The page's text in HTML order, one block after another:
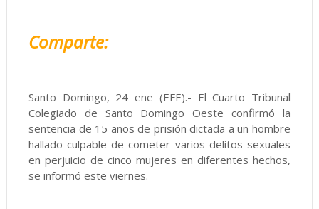
Comparte:
Santo Domingo, 24 ene (EFE).- El Cuarto Tribunal
Colegiado de Santo Domingo Oeste confirmó la
sentencia de 15 años de prisión dictada a un hombre
hallado culpable de cometer varios delitos sexuales
en perjuicio de cinco mujeres en diferentes hechos,
se informó este viernes.